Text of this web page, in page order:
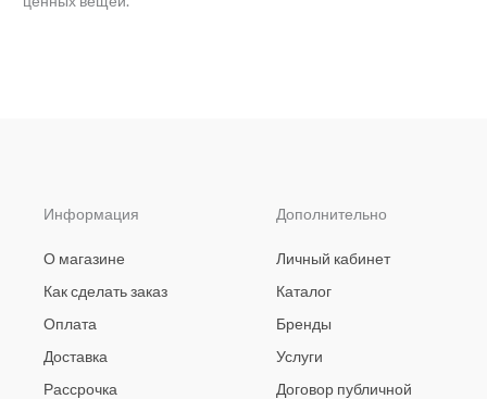
Информация
О магазине
Как сделать заказ
Оплата
Доставка
Рассрочка
Дополнительно
Личный кабинет
Каталог
Бренды
Услуги
Договор публичной